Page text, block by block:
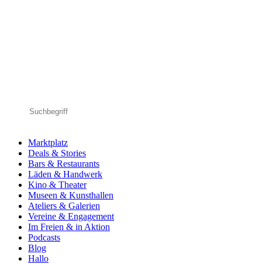
Marktplatz
Deals & Stories
Bars & Restaurants
Läden & Handwerk
Kino & Theater
Museen & Kunsthallen
Ateliers & Galerien
Vereine & Engagement
Im Freien & in Aktion
Podcasts
Blog
Hallo